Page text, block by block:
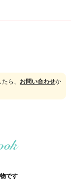
ら、 お問い合わせか
です